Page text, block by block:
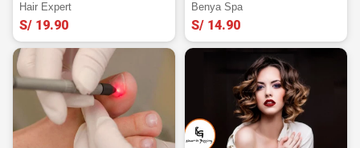
Hair Expert
S/ 19.90
Benya Spa
S/ 14.90
5 sesiones de tratamiento
Mechas balayage o